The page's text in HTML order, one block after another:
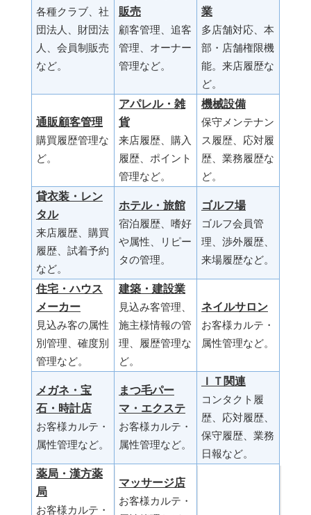
各種クラブ、社
団法人、財団法
人、会員制販売
など。
販売
顧客管理、追客
管理、オーナー
管理など。
業
多店舗対応、本
部・店舗権限機
能。来店履歴な
ど。
通販顧客管理
購買履歴管理な
ど。
アパレル・雑
貨
来店履歴、購入
履歴、ポイント
管理など。
機械設備
保守メンテナン
ス履歴、応対履
歴、業務履歴な
ど。
貸衣装・レン
タル
来店履歴、購買
履歴、試着予約
など。
ホテル・旅館
宿泊履歴、嗜好
や属性、リピー
タの管理。
ゴルフ場
ゴルフ会員管
理、渉外履歴、
来場履歴など。
住宅・ハウス
メーカー
見込み客の属性
別管理、確度別
管理など。
建築・建設業
見込み客管理、
施主様情報の管
理、履歴管理な
ど。
ネイルサロン
お客様カルテ・
属性管理など。
メガネ・宝
石・時計店
お客様カルテ・
属性管理など。
まつ毛パー
マ・エクステ
お客様カルテ・
属性管理など。
ＩＴ関連
コンタクト履
歴、応対履歴、
保守履歴、業務
日報など。
薬局・漢方薬
局
お客様カルテ・
マッサージ店
お客様カルテ・